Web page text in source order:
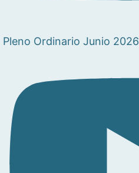
Pleno Ordinario Junio 2026